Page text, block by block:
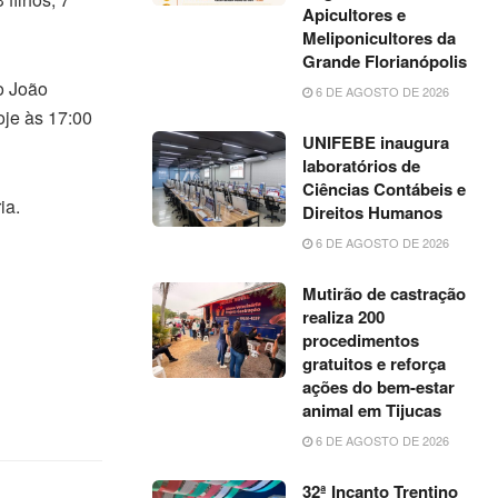
João
às 17:00
Apicultores e
Meliponicultores da
Grande Florianópolis
6 DE AGOSTO DE 2026
UNIFEBE inaugura
laboratórios de
Ciências Contábeis e
Direitos Humanos
6 DE AGOSTO DE 2026
Mutirão de castração
realiza 200
procedimentos
gratuitos e reforça
ações do bem-estar
animal em Tijucas
6 DE AGOSTO DE 2026
32ª Incanto Trentino